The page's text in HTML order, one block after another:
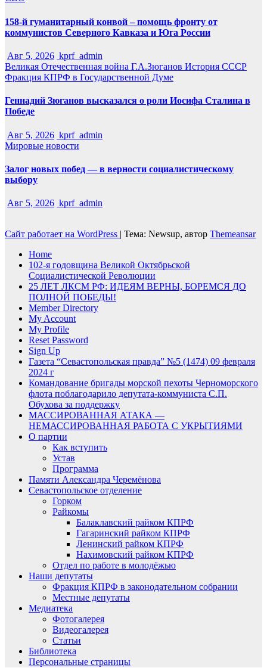
158-й гуманитарный конвой – помощь фронту от
коммунистов Северного Кавказа и Юга России
Авг 5, 2026 kprf_admin
Великая Отечественная война Г.А.Зюганов История СССР
Фракция КПРФ в Государственной Думе
Геннадий Зюганов высказался о роли Иосифа Сталина в
Победе
Авг 5, 2026 kprf_admin
Мировые новости
Залог новых побед — в верности социалистическому
выбору
Авг 5, 2026 kprf_admin
Сайт работает на WordPress | Тема: Newsup, автор Themeansar
Home
102-я годовщина Великой Октябрьской
Социалистической Революции
25 ЛЕТ ЛКСМ РФ: ИДЕЯМ ВЕРНЫ, БОРЕМСЯ ДО
ПОЛНОЙ ПОБЕДЫ!
Member Directory
My Account
My Profile
Reset Password
Sign Up
Газета “Севастопольская правда” №5 (1474) 09 февраля
2024 г
Командование бригады морской пехоты Черноморского
флота поблагодарило депутата-коммуниста С.П.
Обухова за поддержку
МАССИРОВАННАЯ АТАКА —
НЕМАССИРОВАННАЯ РАБОТА С УКРЫТИЯМИ
О партии
Как вступить
Устав
Программа
Памяти Александра Черемёнова
Севастопольское отделение
Горком
Райкомы
Балаклавский райком КПРФ
Гагаринский райком КПРФ
Ленинский райком КПРФ
Нахимовский райком КПРФ
Отдел по работе в молодёжью
Наши депутаты
Фракция КПРФ в законодательном собрании
Местные депутаты
Медиатека
Фотогалерея
Видеогалерея
Статьи
Библиотека
Персональные страницы